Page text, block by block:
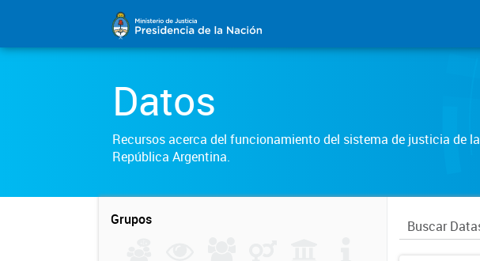
Datos
Recursos acerca del funcionamiento del sistema de justicia de la
República Argentina.
Grupos